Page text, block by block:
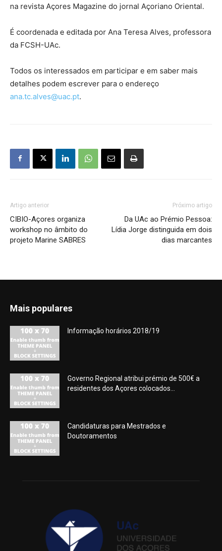
na revista Açores Magazine do jornal Açoriano Oriental.
É coordenada e editada por Ana Teresa Alves, professora
da FCSH-UAc.
Todos os interessados em participar e em saber mais
detalhes podem escrever para o endereço
ana.tc.alves@uac.pt.
Artigo anterior
CIBIO-Açores organiza
workshop no âmbito do
projeto Marine SABRES
Próximo artigo
Da UAc ao Prémio Pessoa:
Lídia Jorge distinguida em dois
dias marcantes
Mais populares
Informação horários 2018/19
Governo Regional atribui prémio de 500€ a
residentes dos Açores colocados...
Candidaturas para Mestrados e
Doutoramentos